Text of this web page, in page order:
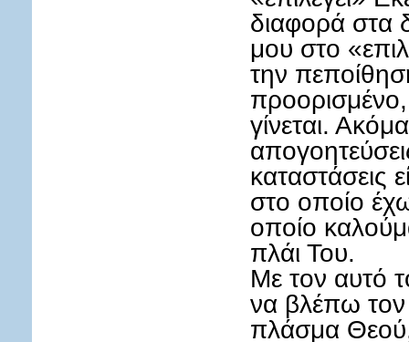
διαφορά στα
μου στο
την
γίνεται.
καταστάσεις
στο οποίο
οποίο
πλάι Του.
Με τον αυτό
να βλέπω
πλάσμα Θεού,